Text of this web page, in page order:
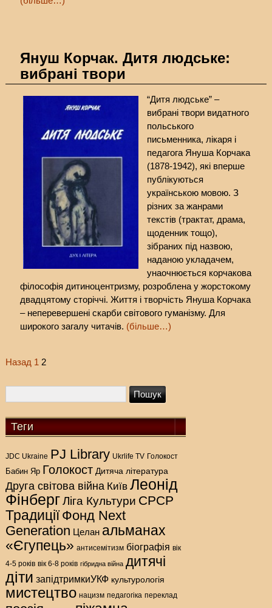
Януш Корчак. Дитя людське:
вибрані твори
“Дитя людське” –
вибрані твори видатного
польського
письменника, лікаря і
педагога Януша Корчака
(1878-1942), які вперше
публікуються
українською мовою. З
різних за жанрами
текстів (трактат, драма,
щоденник тощо),
зібраних під назвою,
наданою укладачем,
унаочнюється корчакова
філософія дитиноцентризму, розроблена у жорстокому
двадцятому сторіччі. Життя і творчість Януша Корчака
– неперевершені скарби світового гуманізму. Для
широкого загалу читачів. (більше…)
Posts
pagination
Назад 1 2
Теги
JDC Ukraine PJ Library Ukrlife TV Голокост
Бабин Яр Голокост Дитяча література
Друга світова війна Київ Леонід
Фінберг Ліга Культури СРСР
ТрадиціїФонд Next
Generation Целан альманах
«Єгупець» антисемітизм біографія вік
4-5 років вік 6-8 років гібридна війна дитячі
діти запідтримкиУКФ культурологія
мистецтво нацизм педагогіка переклад